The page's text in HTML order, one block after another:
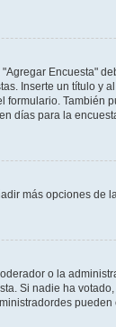
Encuesta"
Inserte un título y
También
días para la
más opciones de
o la
Si nadie ha
pueden